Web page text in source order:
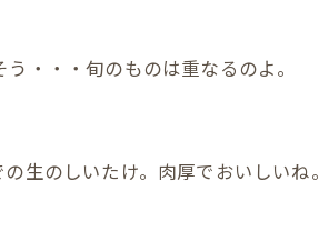
・・・旬のものは重なるのよ。
生のしいたけ。肉厚でおいしいね。